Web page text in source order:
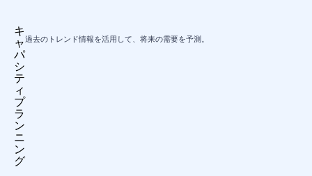
キ
ャ
パ
シ
テ
ィ
プ
ラ
ン
ニ
ン
グ
過去のトレンド情報を活用して、将来の需要を予測。